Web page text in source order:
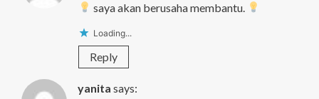
saya akan berusaha membantu.
Loading...
Reply
yanita says: